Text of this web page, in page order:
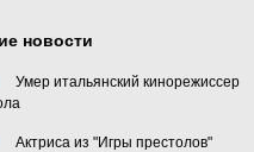
новости
Умер итальянский кинорежиссер
Актриса из "Игры престолов"